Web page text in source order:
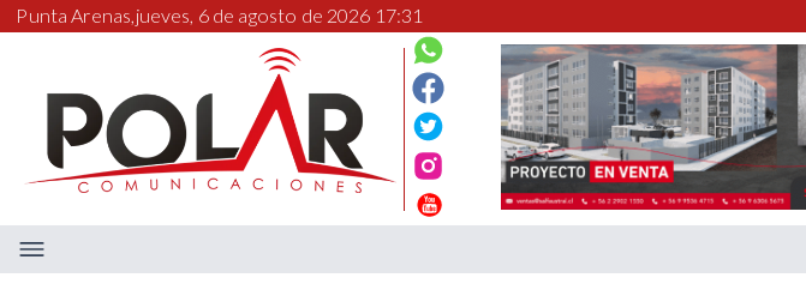
Punta Arenas,jueves, 6 de agosto de 2026 17:31